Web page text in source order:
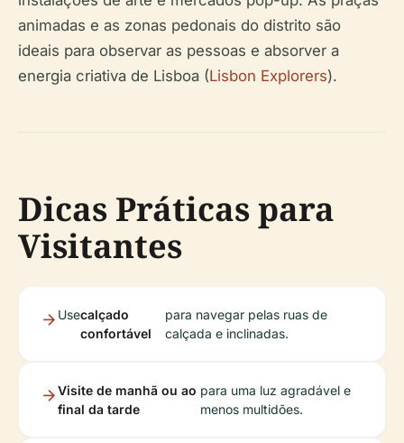
animadas e as zonas pedonais do distrito são
ideais para observar as pessoas e absorver a
energia criativa de Lisboa (Lisbon Explorers).
Dicas Práticas para
Visitantes
Usecalçado
confortável
para navegar pelas ruas de
calçada e inclinadas.
Visite de manhã ou ao
final da tarde
para uma luz agradável e
menos multidões.